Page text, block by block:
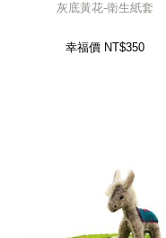
灰底黃花-衛生紙套
幸福價 NT$350